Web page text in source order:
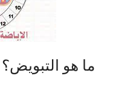
ما هو التبويض؟